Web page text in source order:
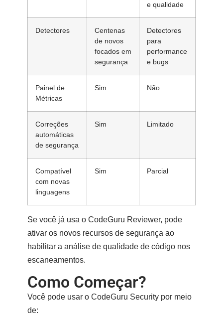
e qualidade
Detectores
Centenas
de novos
focados em
segurança
Detectores
para
performance
e bugs
Painel de
Métricas
Sim Não
Correções
automáticas
de segurança
Sim Limitado
Compatível
com novas
linguagens
Sim Parcial
Se você já usa o CodeGuru Reviewer, pode
ativar os novos recursos de segurança ao
habilitar a análise de qualidade de código nos
escaneamentos.
Como Começar?
Você pode usar o CodeGuru Security por meio
de: